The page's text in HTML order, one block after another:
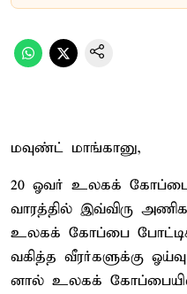
மவுண்ட் மாங்கானு,
20 ஓவர் உலகக் கோப்பை
வாரத்தில் இவ்விரு
உலகக் கோப்பை
வகித்த வீரர்களுக்கு
னால் உலகக்